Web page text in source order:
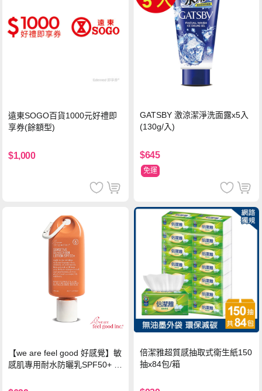
遠東SOGO百貨1000元好禮即
享券(餘額型)
$1,000
GATSBY 激涼潔淨洗面露x5入
(130g/入)
$645
免運
【we are feel good 好感覺】敏
感肌專用耐水防曬乳SPF50+ 7
倍潔雅超質感抽取式衛生紙150
抽x84包/箱